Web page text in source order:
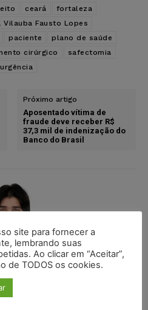
ceará
fortaleza
Vilauba Fausto Lopes
paciente
plano de saúde
cirúrgico
safectomia
urgência
Próximo artigo
Aposentado vítima de
fraude deve receber R$
37,3 mil de indenização do
Banco do Brasil
Roberto
em Administração de
site para fornecer a
lembrando suas
Ao clicar em “Aceitar”,
de TODOS os cookies.